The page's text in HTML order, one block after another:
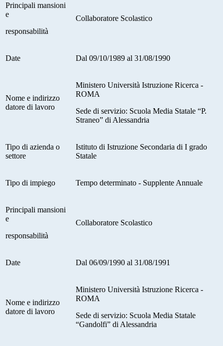
Principali mansioni
e
responsabilità
Collaboratore Scolastico
Date Dal 09/10/1989 al 31/08/1990
Nome e indirizzo
datore di lavoro
Ministero Università Istruzione Ricerca -
ROMA
Sede di servizio: Scuola Media Statale “P.
Straneo” di Alessandria
Tipo di azienda o
settore
Istituto di Istruzione Secondaria di I grado
Statale
Tipo di impiego Tempo determinato - Supplente Annuale
Principali mansioni
e
responsabilità
Collaboratore Scolastico
Date Dal 06/09/1990 al 31/08/1991
Nome e indirizzo
datore di lavoro
Ministero Università Istruzione Ricerca -
ROMA
Sede di servizio: Scuola Media Statale
“Gandolfi” di Alessandria